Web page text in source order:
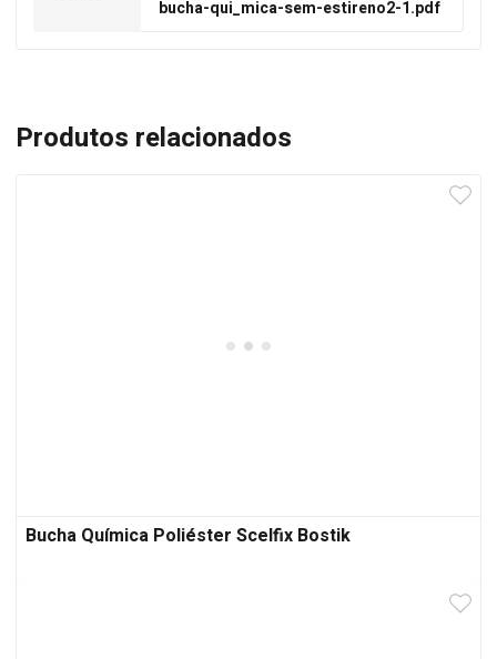
bucha-qui_mica-sem-estireno2-1.pdf
Produtos relacionados
Bucha Química Poliéster Scelfix Bostik